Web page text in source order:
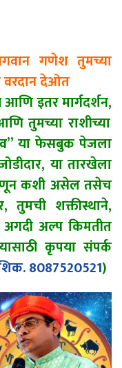
गणेश तुमच्या
वरदान देओत
इतर मार्गदर्शन,
तुमच्या राशीच्या
या फेसबुक पेजला
या तारखेला
कशी असेल तसेच
तुमची शक्तीस्थाने,
अगदी अल्प किमतीत
कृपया संपर्क
8087520521)